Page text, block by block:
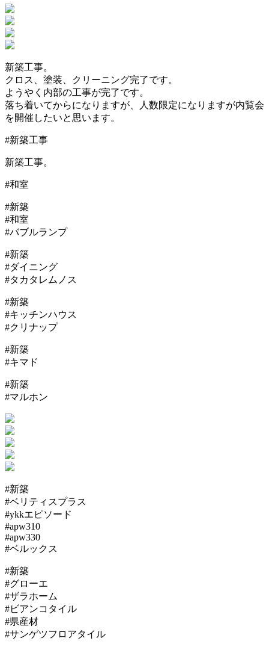
新築工事。
クロス、塗装、クリーニング完了です。
ようやく内部の工事が完了です。
落ち着いてからになりますが、人数限定になりますが内覧会
を開催したいと思います。
#新築工事
新築工事。
#和室
#新築
#和室
#バブルランプ
#新築
#ダイニング
#タカタレムノス
#新築
#キッチンハウス
#クリナップ
#新築
#キマド
#新築
#マルホン
#新築
#ベリティスプラス
#ykkエピソード
#apw310
#apw330
#ベルックス
#新築
#グローエ
#ザラホーム
#ビアンコタイル
#県産材
#サンゲツフロアタイル